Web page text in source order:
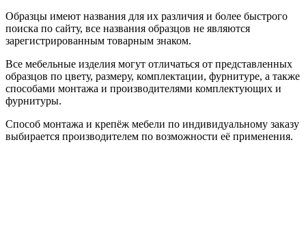
Образцы имеют названия для их различия и более быстрого
поиска по сайту, все названия образцов не являются
зарегистрированным товарным знаком.
Все мебельные изделия могут отличаться от представленных
образцов по цвету, размеру, комплектации, фурнитуре, а также
способами монтажа и производителями комплектующих и
фурнитуры.
Способ монтажа и крепёж мебели по индивидуальному заказу
выбирается производителем по возможности её применения.